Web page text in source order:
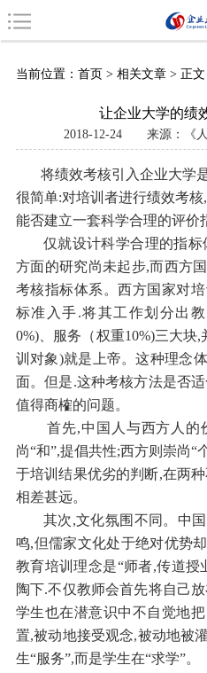
当前位置： 首页 > 相关文章> 正文
让企业大学的绩
2018-12-24 来源：《
将绩效考核引入企业大学
很简单:对培训者进行绩效考
能否建立一套科学合理的评价
仅就设计科学合理的指
方面的研究尚未起步,而西方
考核指标体系。西方国家对
标准入手.将其工作划分出
0%)、服务（权重10%)三大块
训对象)就是上帝。这种理念
面。但是.这种考核方法是否
值得商榷的问题。
首先,中国人与西方人的
尚“和”,提倡共性;西方则崇尚“
于培训结果优劣的判断,在两
相差甚远。
其次,文化氛围不同。中
鸣,但儒家文化处于绝对优势
教育培训理念是“师者,传道授
陶下.不仅教师会首先将自己
学生也在潜意识中不自觉地
置,被动地接受观念,被动地被
生“服务”,而是学生在“求学”。